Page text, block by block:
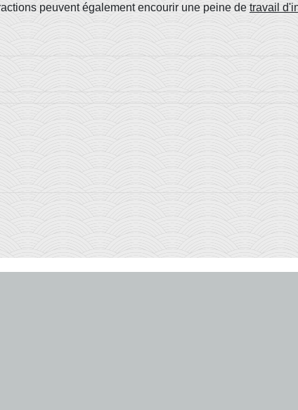
peuvent également encourir une peine de travail